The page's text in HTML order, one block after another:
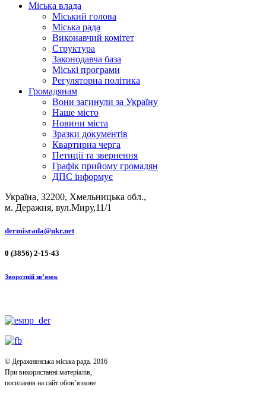
Міська влада
Міський голова
Міська рада
Виконавчий комітет
Структура
Законодавча база
Міські програми
Регуляторна політика
Громадянам
Вони загинули за Україну
Наше місто
Новини міста
Зразки документів
Квартирна черга
Петиції та звернення
Графік прийому громадян
ДПС інформує
Україна, 32200, Хмельницька обл.,
м. Деражня, вул.Миру,11/1
dermisrada@ukr.net
0 (3856) 2-15-43
Зворотній зв’язок
© Деражнянська міська рада. 2016
При використанні матеріалів,
посилання на сайт обов’язкове